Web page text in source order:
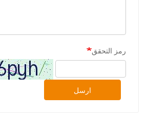
رمز التحقق
ارسل